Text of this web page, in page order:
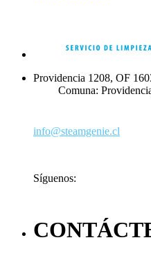
Providencia 1208, OF
Comuna:
info@steamgenie.cl
Síguenos: